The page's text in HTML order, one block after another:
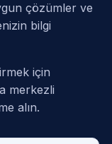
çözümler ve
bilgi
için
merkezli
alın.